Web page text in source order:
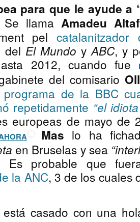
para que le ayude a
Se llama Amadeu
pel catalanitzador
del El Mundo y ABC, y
2012, cuando fue
del comisario
de la BBC
repetidamente “el
europeas de mayo de
Mas lo ha
en Bruselas y sea
Es probable que
la ANC, 3 de los cuales
está casado con una